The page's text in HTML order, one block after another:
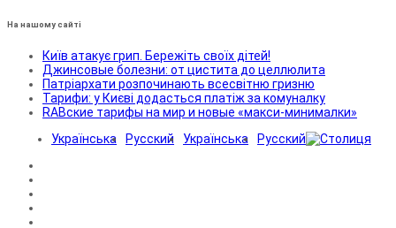
На нашому сайті
Київ атакує грип. Бережіть своїх дітей!
Джинсовые болезни: от цистита до целлюлита
Патріархати розпочинають всесвітню гризню
Тарифи: у Києві додасться платіж за комуналку
RABские тарифы на мир и новые «макси-минималки»
Українська
Русский Українська Русский